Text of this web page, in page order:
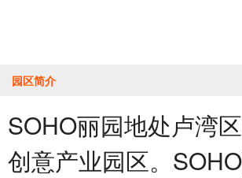
园区简介
SOHO丽园地处卢湾
创意产业园区。